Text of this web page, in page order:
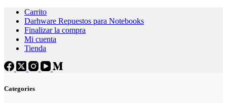
Carrito
Darhware Repuestos para Notebooks
Finalizar la compra
Mi cuenta
Tienda
Categories